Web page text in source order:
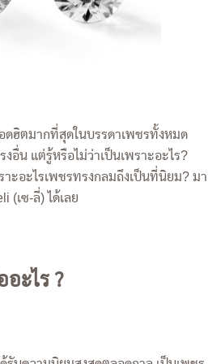
ดฮิตมากที่สุดในบรรดาเพชรทั้งหมด
อื่น แต่รู้หรือไม่ว่าเป็นเพราะอะไร?
าะอะไรเพชรทรงกลมถึงเป็นที่นิยม? มา
(เซ-ลี่) ได้เลย
อะไร ?